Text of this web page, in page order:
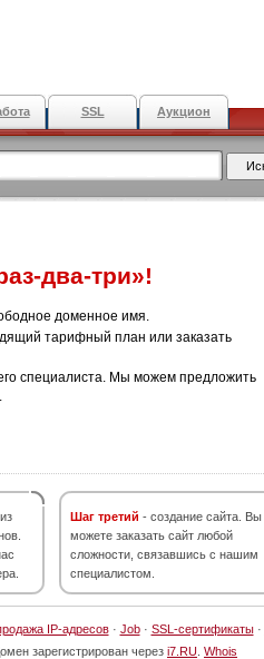
SSL Аукцион
два-три»!
доменное имя.
тарифный план или заказать
специалиста. Мы можем предложить
Шаг третий - создание сайта. Вы
можете заказать сайт любой
сложности, связавшись с нашим
специалистом.
IP-адресов· Job· SSL-сертификаты·
зарегистрирован через i7.RU Whois